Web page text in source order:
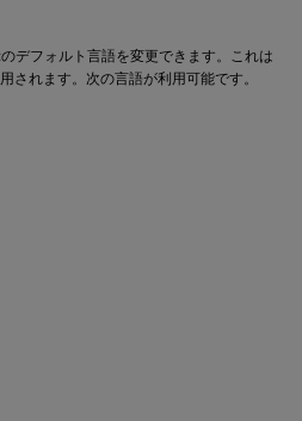
デフォルト言語を変更できます。これは
されます。次の言語が利用可能です。